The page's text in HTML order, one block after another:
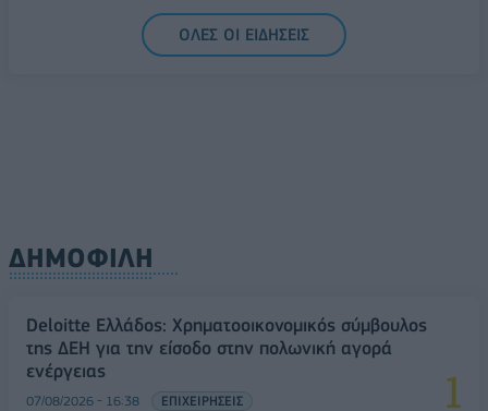
5G παντού, 6G στον ορίζοντα: Πού βρίσκεται η
Ελλάδα στη μεγάλη τεχνολογική μετάβαση
ΟΛΕΣ ΟΙ ΕΙΔΗΣΕΙΣ
ΔΗΜΟΦΙΛΗ
Deloitte Ελλάδος: Χρηματοοικονομικός σύμβουλος
της ΔΕΗ για την είσοδο στην πολωνική αγορά
ενέργειας
07/08/2026 - 16:38 ΕΠΙΧΕΙΡΗΣΕΙΣ